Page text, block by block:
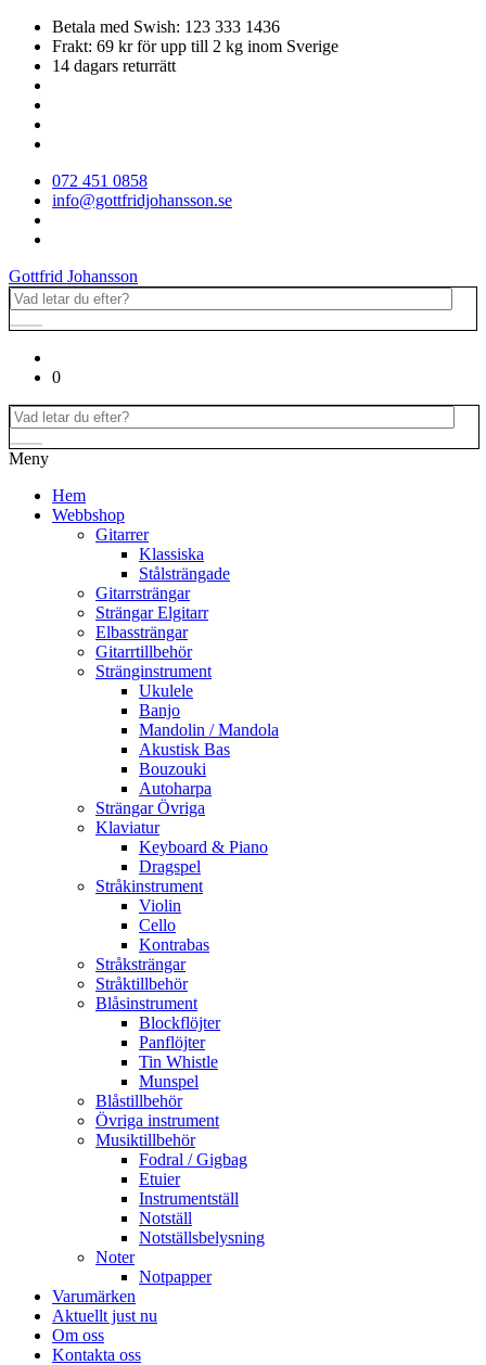
Betala med Swish: 123 333 1436
Frakt: 69 kr för upp till 2 kg inom Sverige
14 dagars returrätt
072 451 0858
info@gottfridjohansson.se
Gottfrid Johansson
0
Meny
Hem
Webbshop
Gitarrer
Klassiska
Stålsträngade
Gitarrsträngar
Strängar Elgitarr
Elbassträngar
Gitarrtillbehör
Stränginstrument
Ukulele
Banjo
Mandolin / Mandola
Akustisk Bas
Bouzouki
Autoharpa
Strängar Övriga
Klaviatur
Keyboard & Piano
Dragspel
Stråkinstrument
Violin
Cello
Kontrabas
Stråksträngar
Stråktillbehör
Blåsinstrument
Blockflöjter
Panflöjter
Tin Whistle
Munspel
Blåstillbehör
Övriga instrument
Musiktillbehör
Fodral / Gigbag
Etuier
Instrumentställ
Notställ
Notställsbelysning
Noter
Notpapper
Varumärken
Aktuellt just nu
Om oss
Kontakta oss